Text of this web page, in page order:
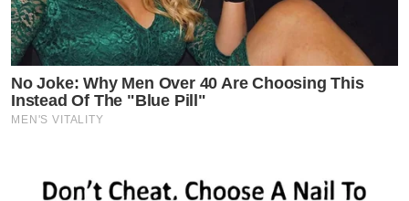
No Joke: Why Men Over 40 Are Choosing This
Instead Of The "Blue Pill"
MEN'S VITALITY